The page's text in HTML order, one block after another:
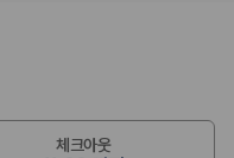
체크아웃